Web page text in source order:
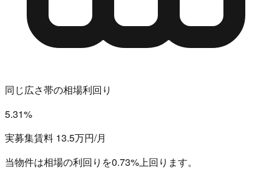
同じ広さ帯の相場利回り
5.31%
実募集賃料 13.5万円/月
当物件は相場の利回りを0.73%上回ります。